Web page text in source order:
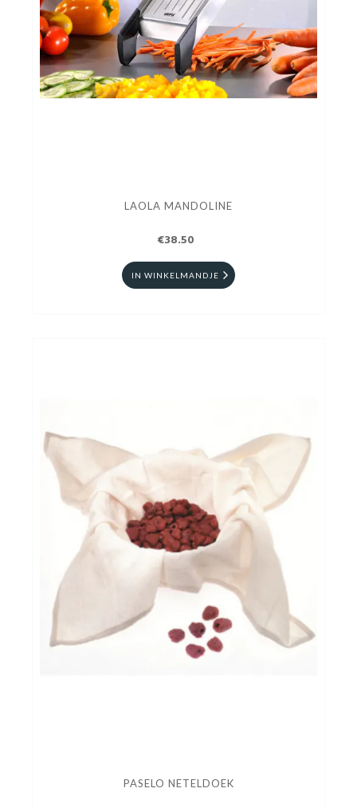
LAOLA MANDOLINE
€38.50
IN WINKELMANDJE
PASELO NETELDOEK